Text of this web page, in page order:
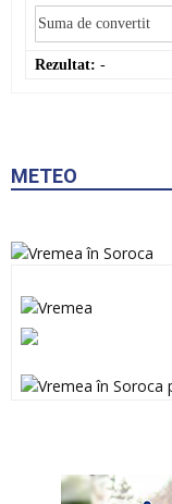
Rezultat: -
METEO